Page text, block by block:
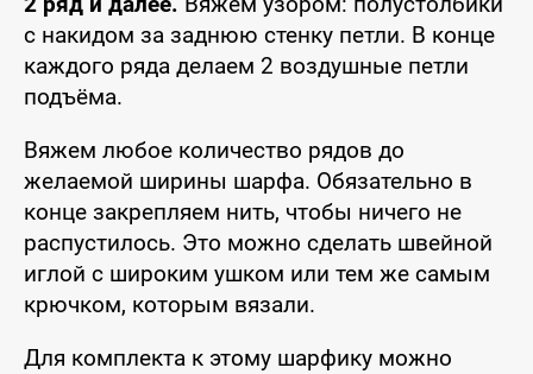
с накидом за заднюю стенку петли. В конце
каждого ряда делаем 2 воздушные петли
подъёма.
Вяжем любое количество рядов до
желаемой ширины шарфа. Обязательно в
конце закрепляем нить, чтобы ничего не
распустилось. Это можно сделать швейной
иглой с широким ушком или тем же самым
крючком, которым вязали.
Для комплекта к этому шарфику можно